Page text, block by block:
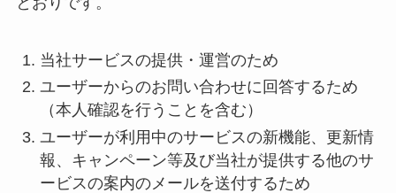
当社サービスの提供・運営のため
ユーザーからのお問い合わせに回答するため
（本人確認を行うことを含む）
ユーザーが利用中のサービスの新機能、更新情
報、キャンペーン等及び当社が提供する他のサ
ービスの案内のメールを送付するため